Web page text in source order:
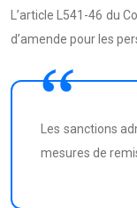
L’article L541-46 du
d’amende pour les
Les sanctions
mesures de